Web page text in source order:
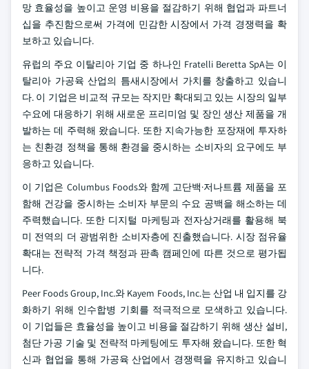
망 효율성을 높이고 운영 비용을 절감하기 위해 협업과 파트너
십을 추진함으로써 가격에 민감한 시장에서 가격 경쟁력을 확
보하고 있습니다.
유럽의 주요 이탈리아 기업 중 하나인 Fratelli Beretta SpA는 이
탈리아 가공육 산업의 틈새시장에서 가치를 창출하고 있습니
다. 이 기업은 비교적 규모는 작지만 확대되고 있는 시장의 일부
수요에 대응하기 위해 새로운 프리미엄 및 장인 생산 제품을 개
발하는 데 주력해 왔습니다. 또한 지속가능한 포장재에 투자하
는 친환경 정책을 통해 환경을 중시하는 소비자의 요구에도 부
응하고 있습니다.
이 기업은 Columbus Foods와 함께 고단백·저나트륨 제품을 포
함해 건강을 중시하는 소비자 부문의 수요 공백을 해소하는 데
주력했습니다. 또한 디지털 마케팅과 전자상거래를 활용해 북
미 전역의 더 광범위한 소비자층에 진출했습니다. 시장 점유율
확대는 전략적 가격 책정과 판촉 캠페인에 따른 것으로 평가됩
니다.
Peer Foods Group, Inc.와 Kayem Foods, Inc.는 산업 내 입지를 강
화하기 위해 인수합병 기회를 적극적으로 모색하고 있습니다.
이 기업들은 효율성을 높이고 비용을 절감하기 위해 생산 설비,
첨단 가공 기술 및 전략적 마케팅에도 투자해 왔습니다. 또한 혁
신과 협업을 통해 가공육 산업에서 경쟁력을 유지하고 있습니